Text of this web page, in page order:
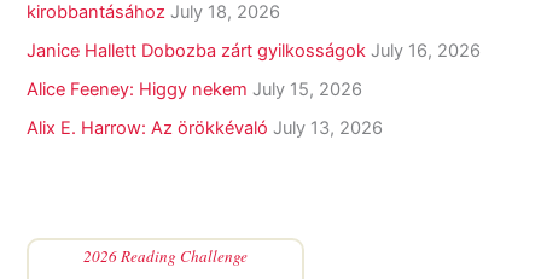
kirobbantásához July 18, 2026
Janice Hallett Dobozba zárt gyilkosságok July 16, 2026
Alice Feeney: Higgy nekem July 15, 2026
Alix E. Harrow: Az örökkévaló July 13, 2026
2026 Reading Challenge